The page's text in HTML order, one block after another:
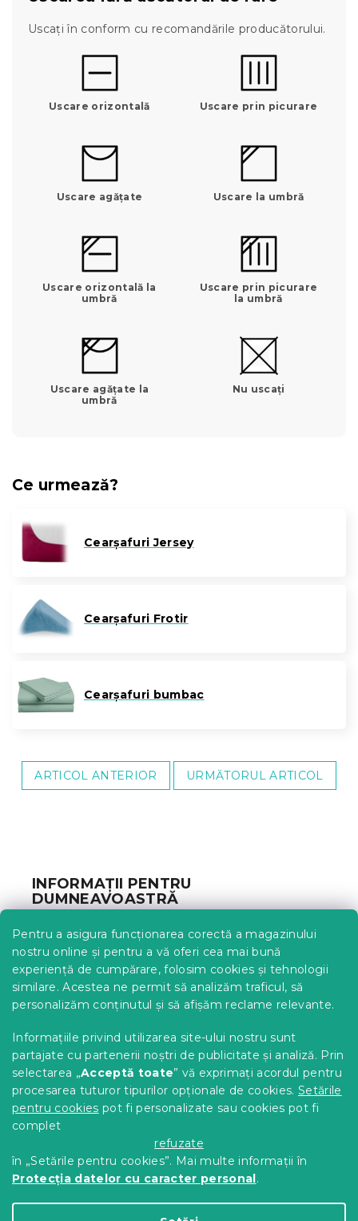
Pentru a asigura funcționarea corectă a magazinului
nostru online și pentru a vă oferi cea mai bună
experiență de cumpărare, folosim cookies și tehnologii
similare. Acestea ne permit să analizăm traficul, să
personalizăm conținutul și să afișăm reclame relevante.
Informațiile privind utilizarea site-ului nostru sunt
partajate cu partenerii noștri de publicitate și analiză. Prin
selectarea „Acceptă toate” vă exprimați acordul pentru
procesarea tuturor tipurilor opționale de cookies. Setările
pentru cookies pot fi personalizate sau cookies pot fi
complet
refuzate
în „Setările pentru cookies”. Mai multe informații în
Protecția datelor cu caracter personal.
Uscați în conform cu recomandările producătorului.
Uscare orizontală Uscare prin picurare
Uscare agățate Uscare la umbră
Uscare orizontală la
umbră
Uscare prin picurare
la umbră
Uscare agățate la
umbră
Nu uscați
Ce urmează?
Cearșafuri Jersey
Cearșafuri Frotir
Cearșafuri bumbac
ARTICOL ANTERIOR URMĂTORUL ARTICOL
o
INFORMAȚII PENTRU
DUMNEAVOASTRĂ
Urmărirea comenzii
Opțiuni de livrare
Metode de plată
Reclamații și retururi
Contact
Protecția datelor cu caracter personal
Achizitii SEAP
Tabel mărimi
Blog
Pentru parteneri
Creat de Shoptet Premium